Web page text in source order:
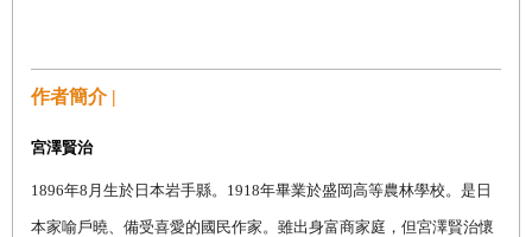
作者簡介 |
宮澤賢治
1896年8 月生於日本岩手縣。 1918年畢業於盛岡高等農林學校。是日
本家喻戶曉、備受喜愛的國民作家。雖出身富商家庭，但宮澤賢治懷